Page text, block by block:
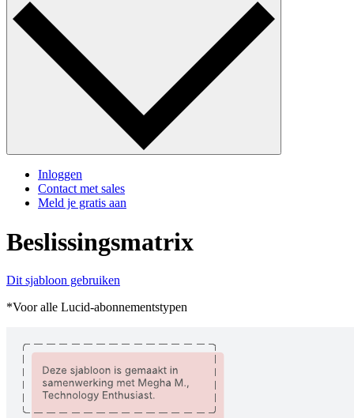
Inloggen
Contact met sales
Meld je gratis aan
Beslissingsmatrix
Dit sjabloon gebruiken
*Voor alle Lucid-abonnementstypen